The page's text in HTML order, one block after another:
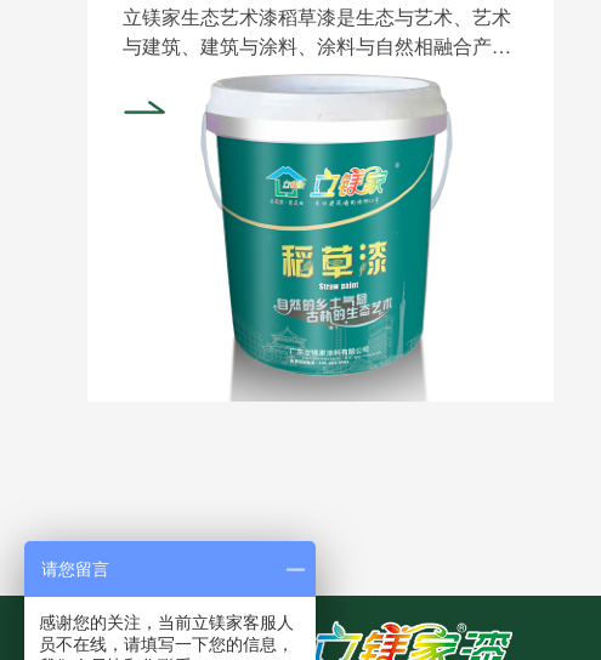
立镁家生态艺术漆稻草漆是生态与艺术、艺术
与建筑、建筑与涂料、涂料与自然相融合产生
的一种古朴、温馨、原......
请您留言
感谢您的关注，当前立镁家客服人
员不在线，请填写一下您的信息，